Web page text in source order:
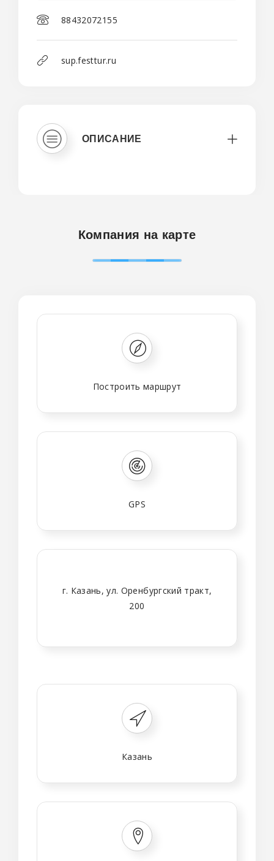
88432072155
sup.festtur.ru
ОПИСАНИЕ
Компания на карте
Построить маршрут
GPS
г. Казань, ул. Оренбургский тракт,
200
Казань